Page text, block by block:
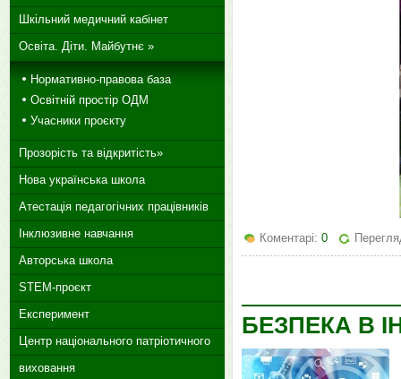
Коментарі: 0
БЕЗПЕКА В
Шкільний медичний кабінет
Освіта. Діти. Майбутнє »
Нормативно-правова база
Освітній простір ОДМ
Учасники проєкту
Прозорість та відкритість»
Нова українська школа
Атестація педагогічних працівників
Інклюзивне навчання
Авторська школа
STEM-проєкт
Експеримент
Центр національного патріотичного
виховання